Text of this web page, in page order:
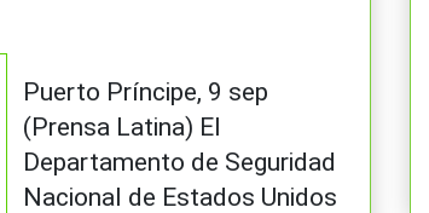
Puerto Príncipe, 9 sep
(Prensa Latina) El
Departamento de Seguridad
Nacional de Estados Unidos